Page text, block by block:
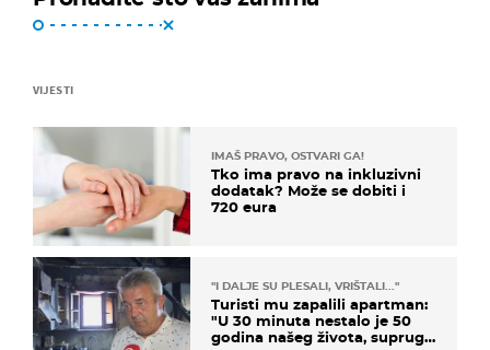
VIJESTI
IMAŠ PRAVO, OSTVARI GA!
Tko ima pravo na inkluzivni
dodatak? Može se dobiti i
720 eura
"I DALJE SU PLESALI, VRIŠTALI..."
Turisti mu zapalili apartman:
"U 30 minuta nestalo je 50
godina našeg života, supruga